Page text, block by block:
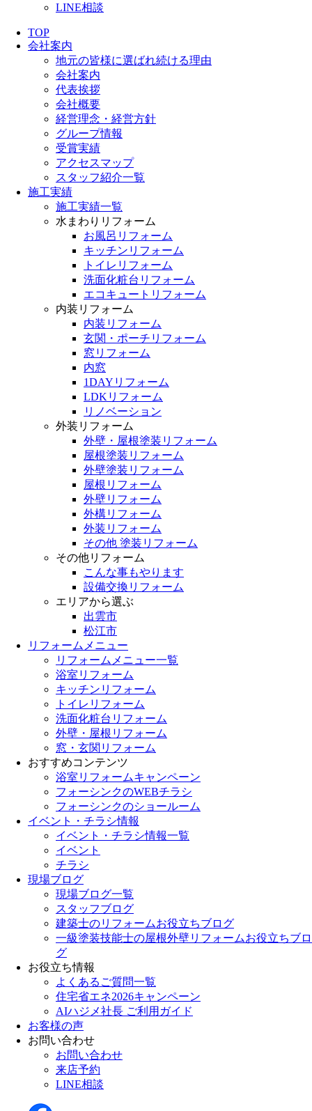
LINE相談
TOP
会社案内
地元の皆様に選ばれ続ける理由
会社案内
代表挨拶
会社概要
経営理念・経営方針
グループ情報
受賞実績
アクセスマップ
スタッフ紹介一覧
施工実績
施工実績一覧
水まわりリフォーム
お風呂リフォーム
キッチンリフォーム
トイレリフォーム
洗面化粧台リフォーム
エコキュートリフォーム
内装リフォーム
内装リフォーム
玄関・ポーチリフォーム
窓リフォーム
内窓
1DAYリフォーム
LDKリフォーム
リノベーション
外装リフォーム
外壁・屋根塗装リフォーム
屋根塗装リフォーム
外壁塗装リフォーム
屋根リフォーム
外壁リフォーム
外構リフォーム
外装リフォーム
その他 塗装リフォーム
その他リフォーム
こんな事もやります
設備交換リフォーム
エリアから選ぶ
出雲市
松江市
リフォームメニュー
リフォームメニュー一覧
浴室リフォーム
キッチンリフォーム
トイレリフォーム
洗面化粧台リフォーム
外壁・屋根リフォーム
窓・玄関リフォーム
おすすめコンテンツ
浴室リフォームキャンペーン
フォーシンクのWEBチラシ
フォーシンクのショールーム
イベント・チラシ情報
イベント・チラシ情報一覧
イベント
チラシ
現場ブログ
現場ブログ一覧
スタッフブログ
建築士のリフォームお役立ちブログ
一級塗装技能士の屋根外壁リフォームお役立ちブロ
グ
お役立ち情報
よくあるご質問一覧
住宅省エネ2026キャンペーン
AIハジメ社長 ご利用ガイド
お客様の声
お問い合わせ
お問い合わせ
来店予約
LINE相談